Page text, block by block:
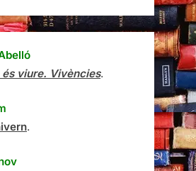
és viure. Vivències.
.